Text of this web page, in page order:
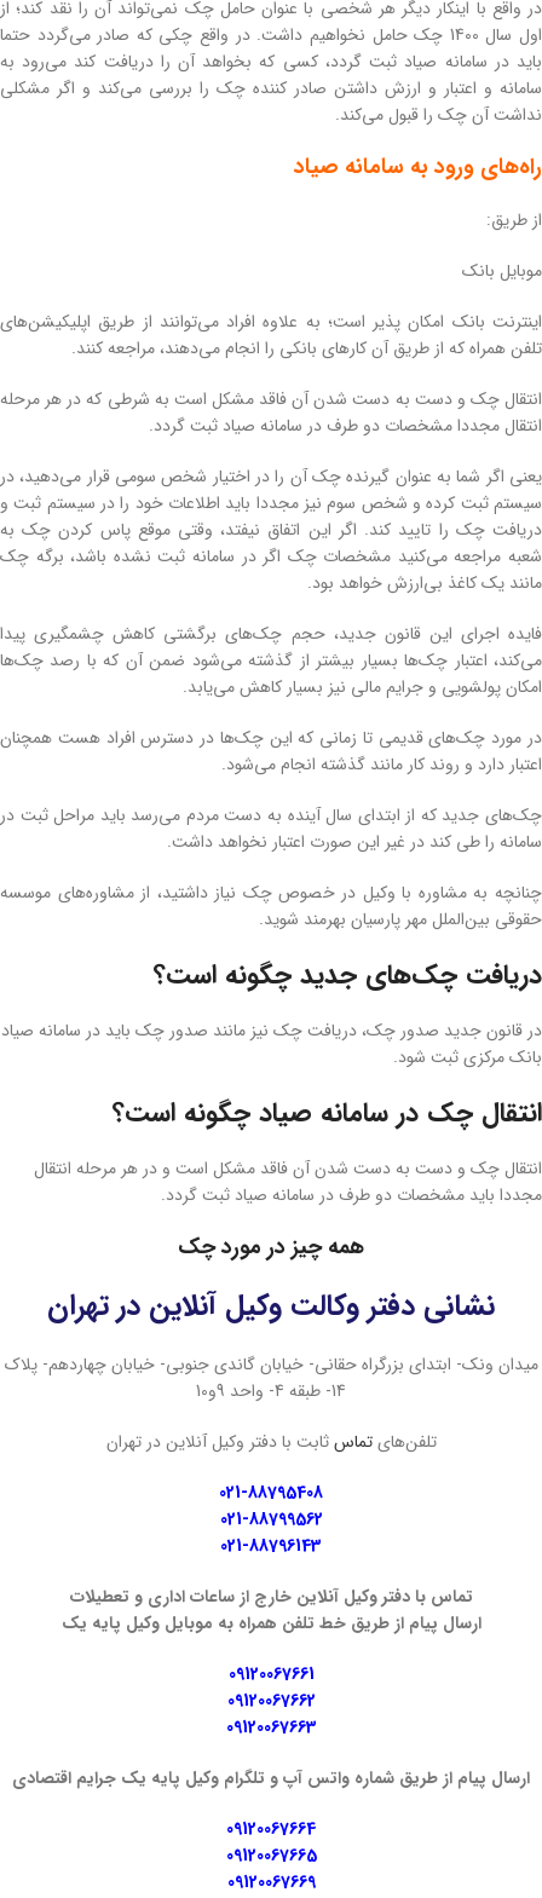
در واقع با اینکار دیگر هر شخصی با عنوان حامل چک نمی‌تواند آن را نقد کند؛ از
اول سال 1400 چک حامل نخواهیم داشت. در واقع چکی که صادر می‌گردد حتما
باید در سامانه صیاد ثبت گردد، کسی که بخواهد آن را دریافت کند می‌رود به
سامانه و اعتبار و ارزش داشتن صادر کننده چک را بررسی می‌کند و اگر مشکلی
نداشت آن چک را قبول می‌کند.
راه‌های ورود به سامانه صیاد
از طریق:
موبایل بانک
اینترنت بانک امکان پذیر است؛ به علاوه افراد می‌توانند از طریق اپلیکیشن‌های
تلفن همراه که از طریق آن کارهای بانکی را انجام می‌دهند، مراجعه کنند.
انتقال چک و دست به دست شدن آن فاقد مشکل است به شرطی که در هر مرحله
انتقال مجددا مشخصات دو طرف در سامانه صیاد ثبت گردد.
یعنی اگر شما به عنوان گیرنده چک آن را در اختیار شخص سومی قرار می‌دهید، در
سیستم ثبت کرده و شخص سوم نیز مجددا باید اطلاعات خود را در سیستم ثبت و
دریافت چک را تایید کند. اگر این اتفاق نیفتد، وقتی موقع پاس کردن چک به
شعبه مراجعه می‌کنید مشخصات چک اگر در سامانه ثبت نشده باشد، برگه چک
مانند یک کاغذ بی‌ارزش خواهد بود.
فایده اجرای این قانون جدید، حجم چک‌های برگشتی کاهش چشمگیری پیدا
می‌کند، اعتبار چک‌ها بسیار بیشتر از گذشته می‌شود ضمن آن که با رصد چک‌ها
امکان پولشویی و جرایم مالی نیز بسیار کاهش می‌یابد.
در مورد چک‌های قدیمی تا زمانی که این چک‌ها در دسترس افراد هست همچنان
اعتبار دارد و روند کار مانند گذشته انجام می‌شود.
چک‌های جدید که از ابتدای سال آینده به دست مردم می‌رسد باید مراحل ثبت در
سامانه را طی کند در غیر این صورت اعتبار نخواهد داشت.
چنانچه به مشاوره با وکیل در خصوص چک نیاز داشتید، از مشاوره‌های موسسه
حقوقی بین‌الملل مهر پارسیان بهرمند شوید.
دریافت چک‌های جدید چگونه است؟
در قانون جدید صدور چک، دریافت چک نیز مانند صدور چک باید در سامانه صیاد
بانک مرکزی ثبت شود.
انتقال چک در سامانه صیاد چگونه است؟
انتقال چک و دست به دست شدن آن فاقد مشکل است و در هر مرحله انتقال
مجددا باید مشخصات دو طرف در سامانه صیاد ثبت گردد.
همه چیز در مورد چک
نشانی دفتر وکالت وکیل آنلاین در تهران
میدان ونک- ابتدای بزرگراه حقانی- خیابان گاندی جنوبی- خیابان چهاردهم- پلاک
14- طبقه 4- واحد 9و10
تلفن‌هایتماسثابت با دفتر وکیل آنلاین در تهران
021-88795408
021-88799562
021-88796143
تماس با دفتر وکیل آنلاین خارج از ساعات اداری و تعطیلات
ارسال پیام از طریق خط تلفن همراه به موبایل وکیل پایه یک
09120067661
09120067662
09120067663
ارسال پیام از طریق شماره واتس آپ و تلگرام وکیل پایه یک جرایم اقتصادی
09120067664
09120067665
09120067669